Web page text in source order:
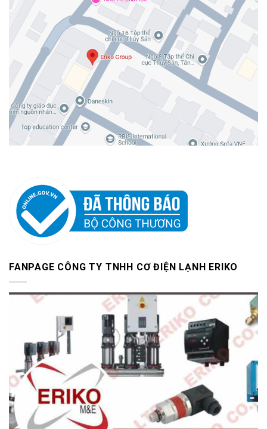
FANPAGE CÔNG TY TNHH CƠ ĐIỆN LẠNH ERIKO